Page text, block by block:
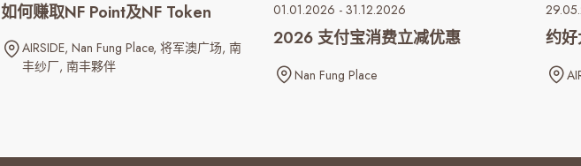
如何赚取NF Point及NF Token
AIRSIDE Nan Fung Place 将军澳广场 南
丰纱厂 南丰夥伴
01.01.2026 - 31.12.2026
2026 支付宝消费立减优惠
Nan Fung Place
约